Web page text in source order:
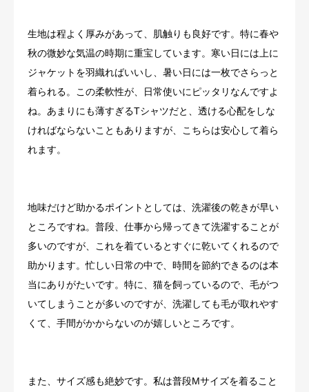
生地は程よく厚みがあって、肌触りも良好です。特に春や
秋の微妙な気温の時期に重宝しています。寒い日には上に
ジャケットを羽織ればいいし、暑い日には一枚でさらっと
着られる。この柔軟性が、日常使いにピッタリなんですよ
ね。あまりにも薄すぎるTシャツだと、透ける心配をしな
ければならないこともありますが、こちらは安心して着ら
れます。
地味だけど助かるポイントとしては、洗濯後の乾きが早い
ところですね。普段、仕事から帰ってきて洗濯することが
多いのですが、これを着ているとすぐに乾いてくれるので
助かります。忙しい日常の中で、時間を節約できるのは本
当にありがたいです。特に、猫を飼っているので、毛がつ
いてしまうことが多いのですが、洗濯しても毛が取れやす
くて、手間がかからないのが嬉しいところです。
また、サイズ感も絶妙です。私は普段Mサイズを着ること